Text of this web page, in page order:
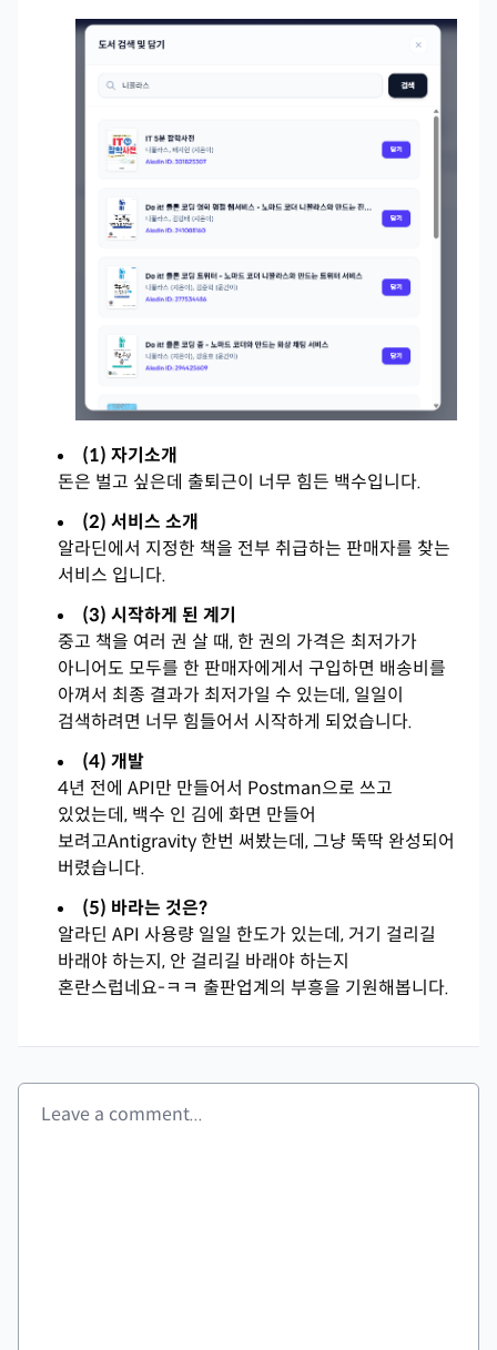
(1) 자기소개
돈은 벌고 싶은데 출퇴근이 너무 힘든 백수입니다.
(2) 서비스 소개
알라딘에서 지정한 책을 전부 취급하는 판매자를 찾는
서비스 입니다.
(3) 시작하게 된 계기
중고 책을 여러 권 살 때, 한 권의 가격은 최저가가
아니어도 모두를 한 판매자에게서 구입하면 배송비를
아껴서 최종 결과가 최저가일 수 있는데, 일일이
검색하려면 너무 힘들어서 시작하게 되었습니다.
(4) 개발
4년 전에 API만 만들어서 Postman으로 쓰고
있었는데, 백수 인 김에 화면 만들어
보려고Antigravity 한번 써봤는데, 그냥 뚝딱 완성되어
버렸습니다.
(5) 바라는 것은?
알라딘 API 사용량 일일 한도가 있는데, 거기 걸리길
바래야 하는지, 안 걸리길 바래야 하는지
혼란스럽네요-ㅋㅋ 출판업계의 부흥을 기원해봅니다.